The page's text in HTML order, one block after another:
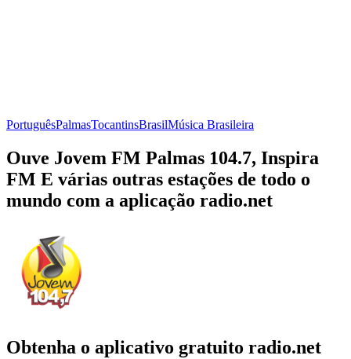
PortuguêsPalmasTocantinsBrasilMúsica Brasileira
Ouve Jovem FM Palmas 104.7, Inspira
FM E várias outras estações de todo o
mundo com a aplicação radio.net
Obtenha o aplicativo gratuito radio.net